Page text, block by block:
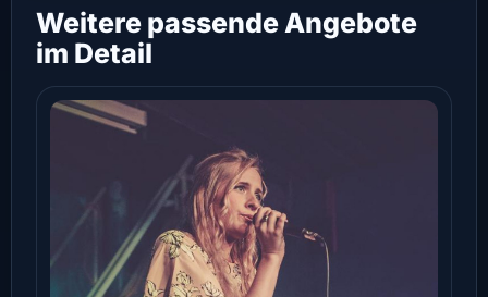
Weitere passende Angebote
im Detail